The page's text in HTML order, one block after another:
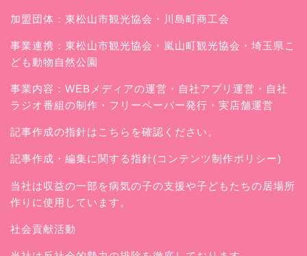
加盟団体：東松山市観光協会・川島町商工会
事業連携：東松山市観光協会・嵐山町観光協会・埼玉県こ
ども動物自然公園
事業内容：WEBメディアの運営・自社アプリ運営・自社
ラジオ番組の制作・フリーペーパー発行・実店舗運営
記事作成の指針はこちらを確認ください。
記事作成・編集に関する指針(コンテンツ制作ポリシー)
当社は収益の一部を病気の子の支援や子どもたちの居場所
作りに使用しています。
社会貢献活動